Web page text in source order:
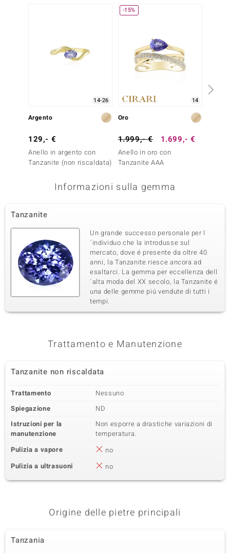
14-26
Argento
129,- €
Anello in argento con
Tanzanite (non riscaldata)
-15%
14
Oro
1.999,- € 1.699,- €
Anello in oro con
Tanzanite AAA
Informazioni sulla gemma
Tanzanite
Un grande successo personale per l
´individuo che la introdusse sul
mercato, dove é presente da oltre 40
anni, la Tanzanite riesce ancora ad
esaltarci. La gemma per eccellenza dell
´alta moda del XX secolo, la Tanzanite é
una delle gemme piú vendute di tutti i
tempi.
Trattamento e Manutenzione
Tanzanite non riscaldata
Trattamento
Nessuno
Spiegazione
ND
Istruzioni per la
manutenzione
Non esporre a drastiche variazioni di
temperatura.
Pulizia a vapore
no
Pulizia a ultrasuoni
no
Origine delle pietre principali
Tanzania